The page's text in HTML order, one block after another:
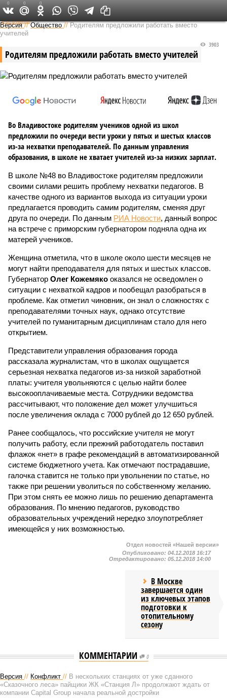
Федеральный выпуск
Версия //Общество //Родителям предложили работать вместо
учителей
Родителям предложили работать вместо учителей
3903
Во Владивостоке родителям учеников одной из школ
предложили по очереди вести уроки у пятых и шестых классов
из-за нехватки преподавателей. По данным управления
образования, в школе не хватает учителей из-за низких зарплат.
В школе №48 во Владивостоке родителям предложили
своими силами решить проблему нехватки педагогов. В
качестве одного из вариантов выхода из ситуации уроки
предлагается проводить самим родителям, сменяя друг
друга по очереди. По данным РИА Новости, данный вопрос
на встрече с приморским губернатором подняла одна их
матерей учеников.
Женщина отметила, что в школе около шести месяцев не
могут найти преподавателя для пятых и шестых классов.
Губернатор Олег Кожемяко оказался не осведомлен о
ситуации с нехваткой кадров и пообещал разобраться в
проблеме. Как отметил чиновник, он знал о сложностях с
преподавателями точных наук, однако отсутствие
учителей по гуманитарным дисциплинам стало для него
открытием.
Представители управления образования города
рассказала журналистам, что в школах ощущается
серьезная нехватка педагогов из-за низкой заработной
платы: учителя увольняются с целью найти более
высокооплачиваемые места. Сотрудники ведомства
рассчитывают, что положение дел может улучшиться
после увеличения оклада с 7000 рублей до 12 650 рублей.
Ранее сообщалось, что российские учителя не могут
получить работу, если прежний работодатель поставил
флажок «нет» в графе рекомендаций в автоматизированной
системе бюджетного учета. Как отмечают пострадавшие,
галочка ставится не только при увольнении по статье, но
также при решении уволиться по собственному желанию.
При этом снять ее можно лишь по решению департамента
образования. По мнению педагогов, руководство
образовательных учреждений нередко злоупотребляет
имеющейся у них возможностью.
0 0 0
Отдел новостей «Нашей версии»
Опубликовано: 04.12.2018 16:17
Отредактировано: 05.12.2018 14:00
В Москве
завершается один
из ключевых этапов
подготовки к
отопительному
сезону
КОММЕНТАРИИ 0
Версия // Конфликт // В нескольких станциях от уже сданного
«Сказочного леса» пайщики ЖК «Станция Л» продолжают ждать от
компании Capital Group начала реальной достройки